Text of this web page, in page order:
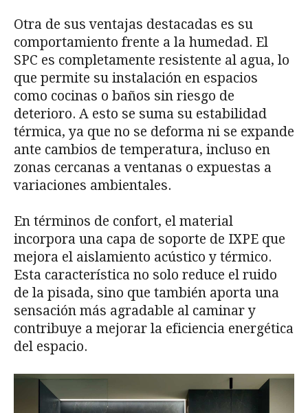
Otra de sus ventajas destacadas es su
comportamiento frente a la humedad. El
SPC es completamente resistente al agua, lo
que permite su instalación en espacios
como cocinas o baños sin riesgo de
deterioro. A esto se suma su estabilidad
térmica, ya que no se deforma ni se expande
ante cambios de temperatura, incluso en
zonas cercanas a ventanas o expuestas a
variaciones ambientales.
En términos de confort, el material
incorpora una capa de soporte de IXPE que
mejora el aislamiento acústico y térmico.
Esta característica no solo reduce el ruido
de la pisada, sino que también aporta una
sensación más agradable al caminar y
contribuye a mejorar la eficiencia energética
del espacio.